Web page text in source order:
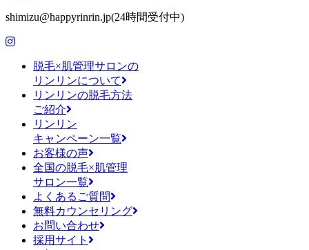
shimizu@happyrinrin.jp(24時間受付中)
脱毛×肌管理サロンの
リンリンについて
リンリンの脱毛方法
ご紹介
リンリン
キャンペーン一覧
お客様の声
全国の脱毛×肌管理
サロン一覧
よくあるご質問
無料カウンセリング
お問い合わせ
採用サイト